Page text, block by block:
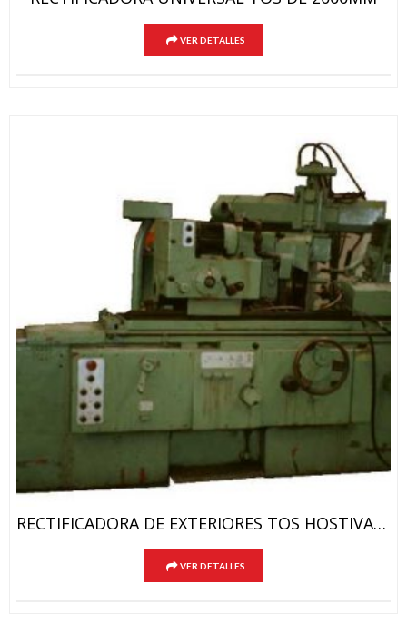
VER DETALLES
RECTIFICADORA DE EXTERIORES TOS HOSTIVAR 800mm.
VER DETALLES